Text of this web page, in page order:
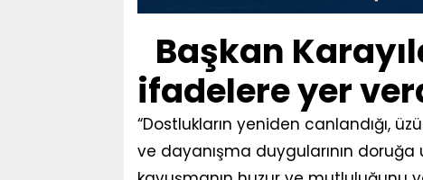
Başkan
ifadelere yer
“Dostlukların yeniden canlandığı,
ve dayanışma duygularının doruğa